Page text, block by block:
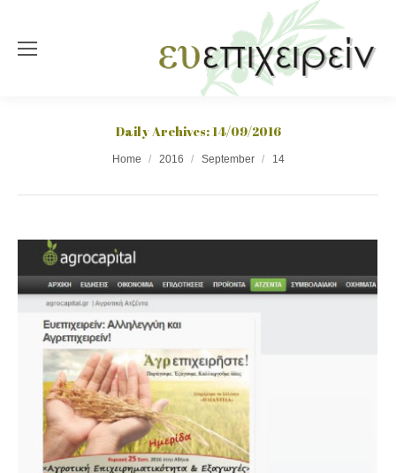
Daily Archives:14/09/2016
Home 2016 September 14